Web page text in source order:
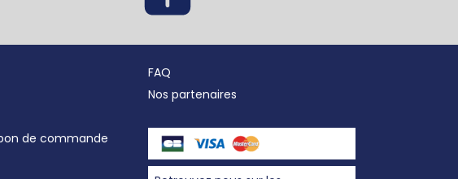
de commande
FAQ
Nos partenaires